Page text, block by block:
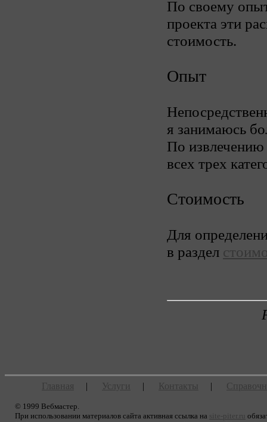
По своему
проекта эти
стоимость.
Опыт
я занимаюсь
По
всех трех
Стоимость
Для
в раздел
Главная | Услуги | Контакты |
© 1999 Вебмастер.
При использовании материалов сайта активная ссылка на site-piter.ru